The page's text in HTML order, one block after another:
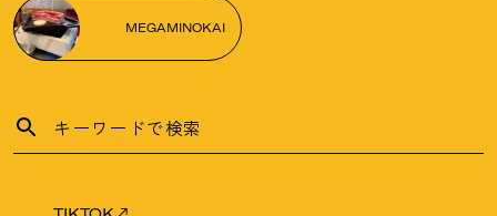
MEGAMINOKAI